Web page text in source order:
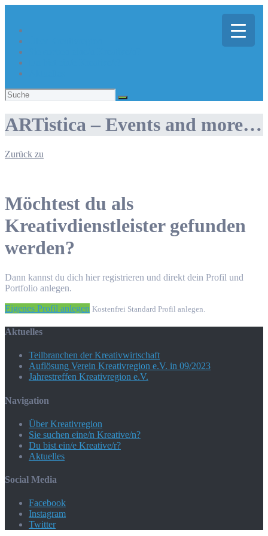
Suchen
nach:
ARTistica – Events and more…
Zurück zu
Möchtest du als
Kreativdienstleister gefunden
werden?
Dann kannst du dich hier registrieren und direkt dein Profil und
Portfolio anlegen.
Eigenes Profil anlegen Kostenfrei Standard Profil anlegen.
Aktuelles
Teilbranchen der Kreativwirtschaft
Auflösung Verein Kreativregion e.V. in 09/2023
Jahrestreffen Kreativregion e.V.
Navigation
Über Kreativregion
Sie suchen eine/n Kreative/n?
Du bist ein/e Kreative/r?
Aktuelles
Social Media
Facebook
Instagram
Twitter